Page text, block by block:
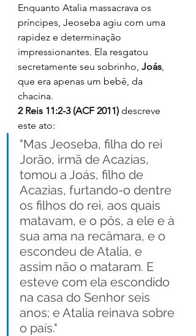
Enquanto Atalia massacrava os
príncipes, Jeoseba agiu com uma
rapidez e determinação
impressionantes. Ela resgatou
secretamente seu sobrinho, Joás,
que era apenas um bebê, da
chacina.
2 Reis 11:2-3 (ACF 2011) descreve
este ato:
"Mas Jeoseba, filha do rei
Jorão, irmã de Acazias,
tomou a Joás, filho de
Acazias, furtando-o dentre
os filhos do rei, aos quais
matavam, e o pôs, a ele e à
sua ama na recâmara, e o
escondeu de Atalia, e
assim não o mataram. E
esteve com ela escondido
na casa do Senhor seis
anos; e Atalia reinava sobre
o país."